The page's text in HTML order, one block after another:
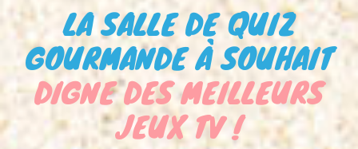
LA SALLE DE QUIZ
GOURMANDE À SOUHAIT
DIGNE DES MEILLEURS
JEUX TV !